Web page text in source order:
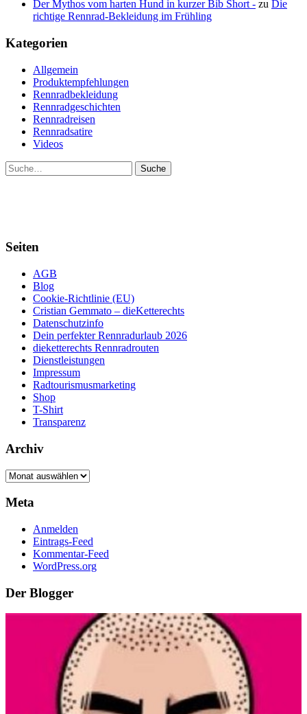
Der Mythos vom harten Hund in kurzer Bib Short - zu Die
richtige Rennrad-Bekleidung im Frühling
Kategorien
Allgemein
Produktempfehlungen
Rennradbekleidung
Rennradgeschichten
Rennradreisen
Rennradsatire
Videos
Suche
Seiten
AGB
Blog
Cookie-Richtlinie (EU)
Cristian Gemmato – dieKetterechts
Datenschutzinfo
Dein perfekter Rennradurlaub 2026
dieketterechts Rennradrouten
Dienstleistungen
Impressum
Radtourismusmarketing
Shop
T-Shirt
Transparenz
Archiv
Archiv
Meta
Anmelden
Eintrags-Feed
Kommentar-Feed
WordPress.org
Der Blogger